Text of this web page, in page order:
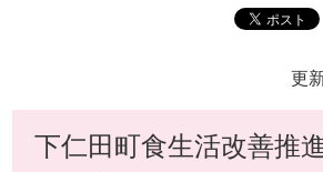
更
下仁田町食生活改善推